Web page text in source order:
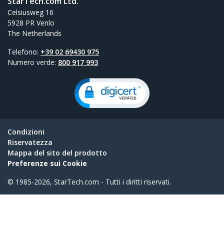
Celsiusweg 16
5928 PR Venlo
The Netherlands
Telefono: +39 02 69430 975
Numero verde: 800 917 993
Condizioni
Riservatezza
Mappa del sito del prodotto
Preferenze sui Cookie
© 1985-2026, StarTech.com - Tutti i diritti riservati.